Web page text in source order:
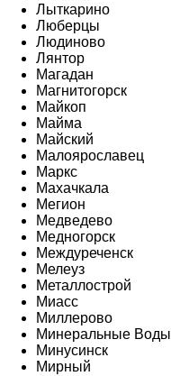
Лыткарино
Люберцы
Людиново
Лянтор
Магадан
Магнитогорск
Майкоп
Майма
Майский
Малоярославец
Маркс
Махачкала
Мегион
Медведево
Медногорск
Междуреченск
Мелеуз
Металлострой
Миасс
Миллерово
Минеральные Воды
Минусинск
Мирный